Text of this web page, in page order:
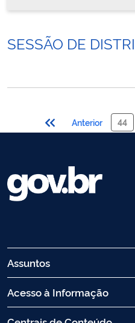
SESSÃO DE
Anterior 44
Assuntos
Acesso à Informação